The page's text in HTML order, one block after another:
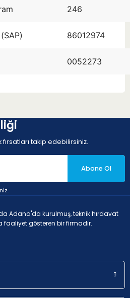
246
86012974
0052273
takip edebilirsiniz.
Abone Ol
Adana'da kurulmuş, teknik hırdavat
faaliyet gösteren bir firmadır.